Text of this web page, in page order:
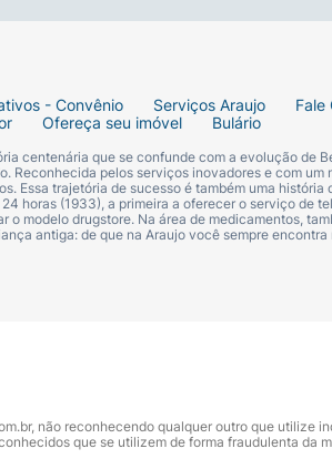
de Calêndula.
- Convênio Serviços Araujo
Fale
Ofereça seu imóvel Bulário
centenária que se confunde com a evolução de
Reconhecida pelos serviços inovadores e com um
Essa trajetória de sucesso é também uma história
horas (1933), a primeira a oferecer o serviço de
modelo drugstore. Na área de medicamentos,
antiga: de que na Araujo você sempre
não reconhecendo qualquer outro que utilize
que se utilizem de forma fraudulenta da